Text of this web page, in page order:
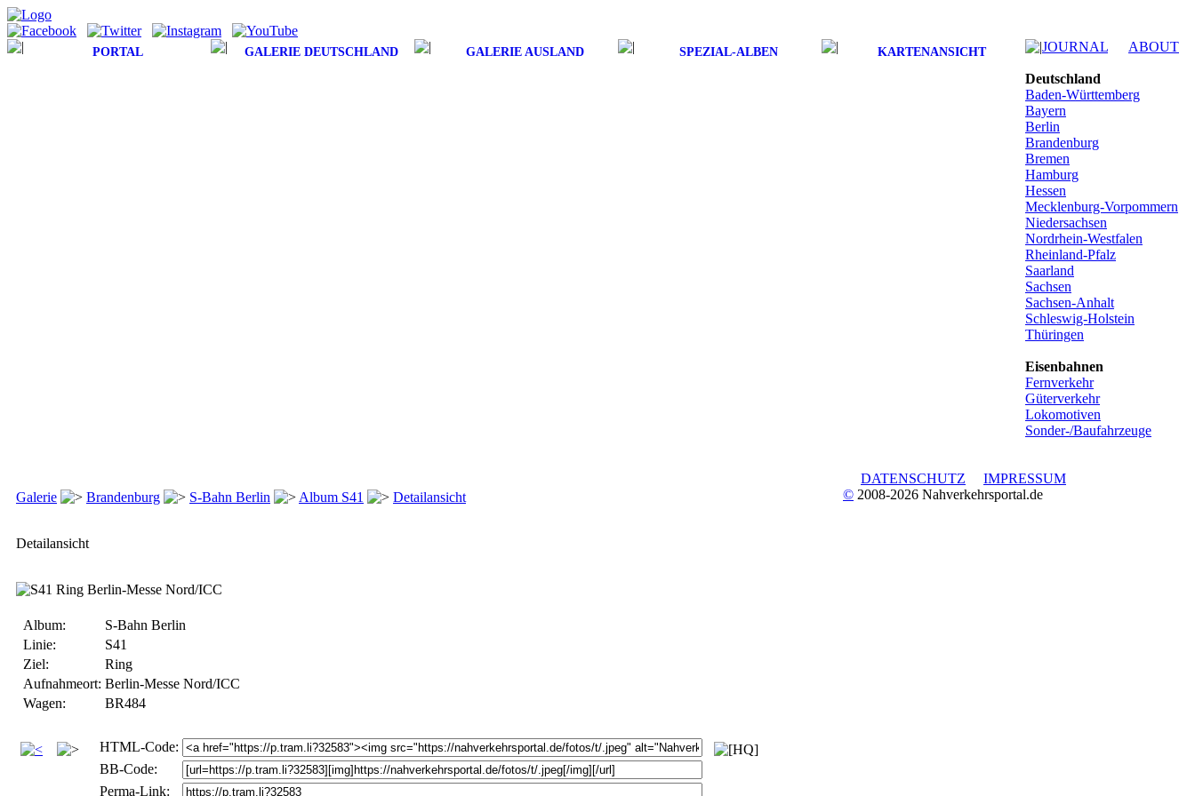
PORTAL GALERIE DEUTSCHLAND GALERIE AUSLAND SPEZIAL-ALBEN KARTENANSICHT
Deutschland
Baden-Württemberg
Bayern
Berlin
Brandenburg
Bremen
Hamburg
Hessen
Mecklenburg-Vorpommern
Niedersachsen
Nordrhein-Westfalen
Rheinland-Pfalz
Saarland
Sachsen
Sachsen-Anhalt
Schleswig-Holstein
Thüringen
Eisenbahnen
Fernverkehr
Güterverkehr
Lokomotiven
Sonder-/Baufahrzeuge
Galerie Brandenburg S-Bahn Berlin Album S41 Detailansicht
Detailansicht
Album:
S-Bahn Berlin
Linie:
S41
Ziel:
Ring
Aufnahmeort: Berlin-Messe Nord/ICC
Wagen:
BR484
HTML-Code:
BB-Code:
Perma-Link:
JOURNAL ABOUT
DATENSCHUTZ
IMPRESSUM
© 2008-2026 Nahverkehrsportal.de